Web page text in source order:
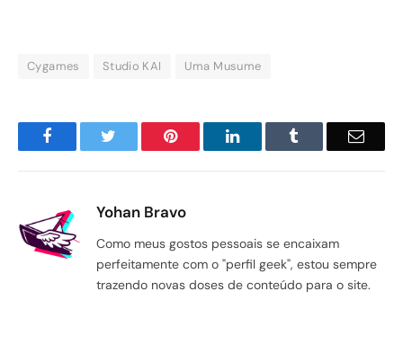
Cygames Studio KAI Uma Musume
Facebook Pinterest LinkedIn Email
Yohan Bravo
Como meus gostos pessoais se encaixam
perfeitamente com o "perfil geek", estou sempre
trazendo novas doses de conteúdo para o site.